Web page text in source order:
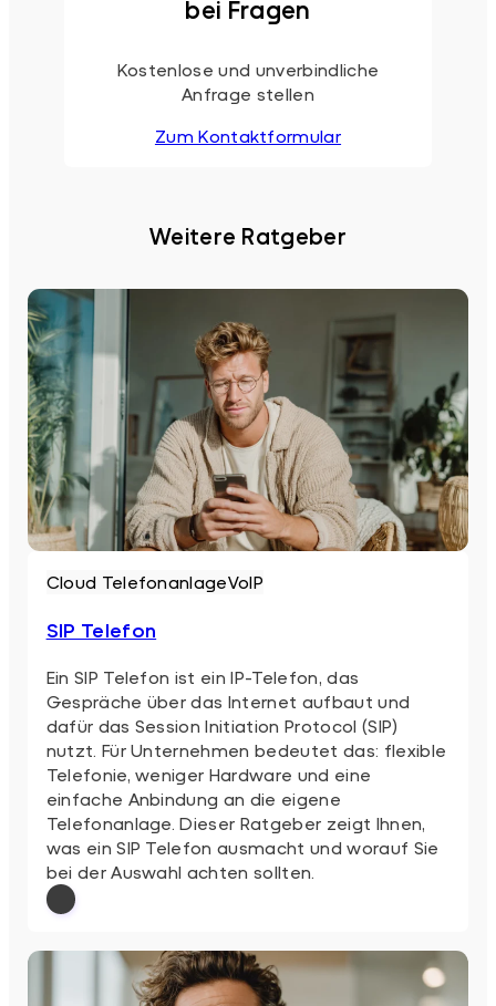
bei Fragen
Kostenlose und unverbindliche
Anfrage stellen
Zum Kontaktformular
Weitere Ratgeber
Cloud TelefonanlageVoIP
SIP Telefon
Ein SIP Telefon ist ein IP-Telefon, das
Gespräche über das Internet aufbaut und
dafür das Session Initiation Protocol (SIP)
nutzt. Für Unternehmen bedeutet das: flexible
Telefonie, weniger Hardware und eine
einfache Anbindung an die eigene
Telefonanlage. Dieser Ratgeber zeigt Ihnen,
was ein SIP Telefon ausmacht und worauf Sie
bei der Auswahl achten sollten.